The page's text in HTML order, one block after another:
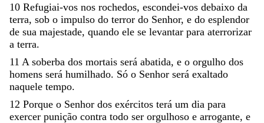
10 Refugiai-vos nos rochedos, escondei-vos debaixo da
terra, sob o impulso do terror do Senhor, e do esplendor
de sua majestade, quando ele se levantar para aterrorizar
a terra.
11 A soberba dos mortais será abatida, e o orgulho dos
homens será humilhado. Só o Senhor será exaltado
naquele tempo.
12 Porque o Senhor dos exércitos terá um dia para
exercer punição contra todo ser orgulhoso e arrogante, e